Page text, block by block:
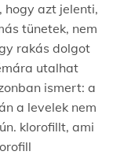
hogy azt jelenti,
tünetek, nem
rakás dolgot
utalhat
ismert: a
a levelek nem
klorofillt, ami